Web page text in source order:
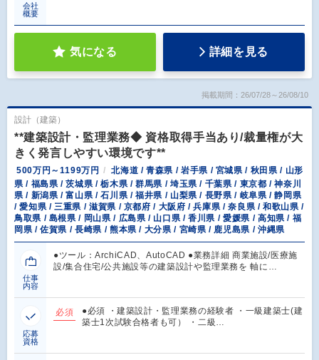
会社
概要
気になる 詳細を見る
掲載期間：26/07/28～26/08/10
設計（建築）
**建築設計・監理業務◆ 資格取得手当あり/裁量権が大
きく発言しやすい環境です**
500万円～1199万円
北海道 / 青森県 / 岩手県 / 宮城県 / 秋田県 / 山形
県 / 福島県 / 茨城県 / 栃木県 / 群馬県 / 埼玉県 / 千葉県 / 東京都 / 神奈川
県 / 新潟県 / 富山県 / 石川県 / 福井県 / 山梨県 / 長野県 / 岐阜県 / 静岡県
/ 愛知県 / 三重県 / 滋賀県 / 京都府 / 大阪府 / 兵庫県 / 奈良県 / 和歌山県 /
鳥取県 / 島根県 / 岡山県 / 広島県 / 山口県 / 香川県 / 愛媛県 / 高知県 / 福
岡県 / 佐賀県 / 長崎県 / 熊本県 / 大分県 / 宮崎県 / 鹿児島県 / 沖縄県
仕事
内容
●ツール：ArchiCAD、AutoCAD ●業務詳細 商業施設/医療施
設/集合住宅/公共施設等の建築設計や監理業務を 軸に…
応募
資格
必須
●必須 ・建築設計・監理業務の経験者 ・一級建築士(建
築士1次試験合格者も可） ・二級…